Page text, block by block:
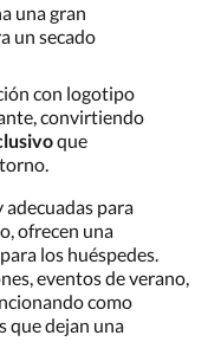
una gran
un secado
con logotipo
convirtiendo
que
para
ofrecen una
los huéspedes.
eventos de verano,
como
que dejan una